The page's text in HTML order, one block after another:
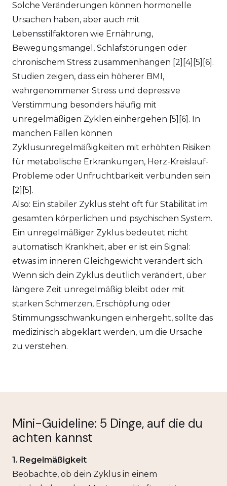
Solche Veränderungen können hormonelle
Ursachen haben, aber auch mit
Lebensstilfaktoren wie Ernährung,
Bewegungsmangel, Schlafstörungen oder
chronischem Stress zusammenhängen [2][4][5][6].
Studien zeigen, dass ein höherer BMI,
wahrgenommener Stress und depressive
Verstimmung besonders häufig mit
unregelmäßigen Zyklen einhergehen [5][6]. In
manchen Fällen können
Zyklusunregelmäßigkeiten mit erhöhten Risiken
für metabolische Erkrankungen, Herz-Kreislauf-
Probleme oder Unfruchtbarkeit verbunden sein
[2][5].
Also: Ein stabiler Zyklus steht oft für Stabilität im
gesamten körperlichen und psychischen System.
Ein unregelmäßiger Zyklus bedeutet nicht
automatisch Krankheit, aber er ist ein Signal:
etwas im inneren Gleichgewicht verändert sich.
Wenn sich dein Zyklus deutlich verändert, über
längere Zeit unregelmäßig bleibt oder mit
starken Schmerzen, Erschöpfung oder
Stimmungsschwankungen einhergeht, sollte das
medizinisch abgeklärt werden, um die Ursache
zu verstehen.
Mini-Guideline: 5 Dinge, auf die du
achten kannst
1. Regelmäßigkeit
Beobachte, ob dein Zyklus in einem